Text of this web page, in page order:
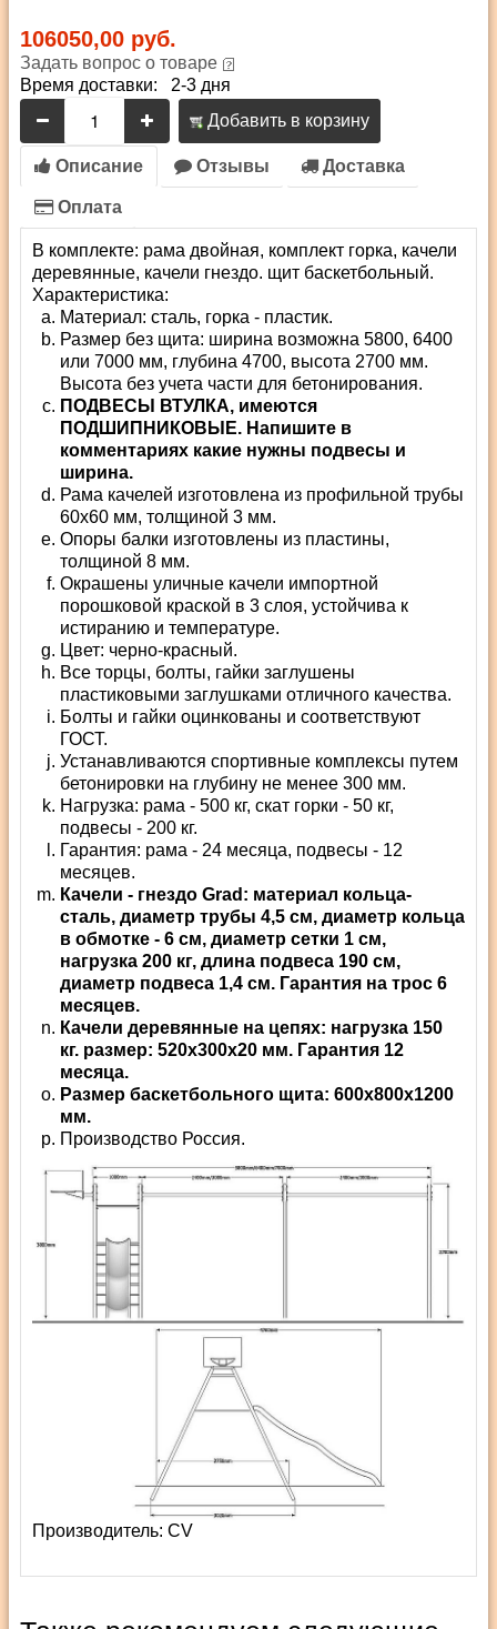
106050,00 руб.
Задать вопрос о товаре
Время доставки: 2-3 дня
Добавить в корзину
Описание Отзывы Доставка
Оплата
В комплекте: рама двойная, комплект горка, качели
деревянные, качели гнездо. щит баскетбольный.
Характеристика:
Материал: сталь, горка - пластик.
Размер без щита: ширина возможна 5800, 6400
или 7000 мм, глубина 4700, высота 2700 мм.
Высота без учета части для бетонирования.
ПОДВЕСЫ ВТУЛКА, имеются
ПОДШИПНИКОВЫЕ. Напишите в
комментариях какие нужны подвесы и
ширина.
Рама качелей изготовлена из профильной трубы
60х60 мм, толщиной 3 мм.
Опоры балки изготовлены из пластины,
толщиной 8 мм.
Окрашены уличные качели импортной
порошковой краской в 3 слоя, устойчива к
истиранию и температуре.
Цвет: черно-красный.
Все торцы, болты, гайки заглушены
пластиковыми заглушками отличного качества.
Болты и гайки оцинкованы и соответствуют
ГОСТ.
Устанавливаются спортивные комплексы путем
бетонировки на глубину не менее 300 мм.
Нагрузка: рама - 500 кг, скат горки - 50 кг,
подвесы - 200 кг.
Гарантия: рама - 24 месяца, подвесы - 12
месяцев.
Качели - гнездо Grad: материал кольца-
сталь, диаметр трубы 4,5 см, диаметр кольца
в обмотке - 6 см, диаметр сетки 1 см,
нагрузка 200 кг, длина подвеса 190 см,
диаметр подвеса 1,4 см. Гарантия на трос 6
месяцев.
Качели деревянные на цепях: нагрузка 150
кг. размер: 520х300х20 мм. Гарантия 12
месяца.
Размер баскетбольного щита: 600x800x1200
мм.
Производство Россия.
Производитель: СV